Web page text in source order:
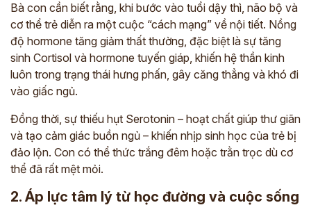
Bà con cần biết rằng, khi bước vào tuổi dậy thì, não bộ và
cơ thể trẻ diễn ra một cuộc “cách mạng” về nội tiết. Nồng
độ hormone tăng giảm thất thường, đặc biệt là sự tăng
sinh Cortisol và hormone tuyến giáp, khiến hệ thần kinh
luôn trong trạng thái hưng phấn, gây căng thẳng và khó đi
vào giấc ngủ.
Đồng thời, sự thiếu hụt Serotonin – hoạt chất giúp thư giãn
và tạo cảm giác buồn ngủ – khiến nhịp sinh học của trẻ bị
đảo lộn. Con có thể thức trắng đêm hoặc trằn trọc dù cơ
thể đã rất mệt mỏi.
2. Áp lực tâm lý từ học đường và cuộc sống